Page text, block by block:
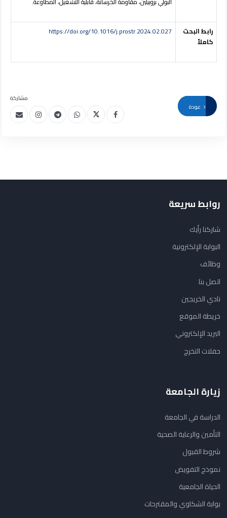
رابط البحث
كاملاً
https://doi.org/10.1016/j.prostr.2024.02.027
مشاركة
روابط سريعة
شاركنا رأيك
البوابة الإلكترونية
وظائف
اتصل بنا
نادي الخريجين
خريطة الموقع
البريد الإلكتروني
حفلات التخرج
زيارة الجامعة
الدراسة في الجامعة
التأمين والرعاية الصحية
شروط القبول
نموذج التفويض
الحياة الجامعية
بوابة الشكاوي والمقترحات